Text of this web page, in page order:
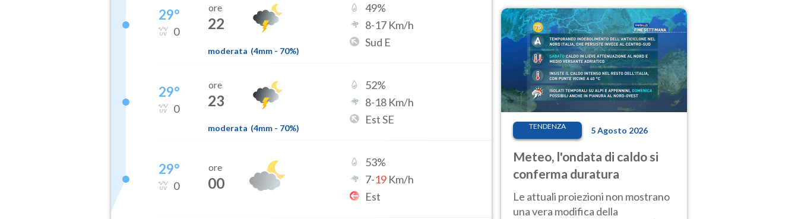
29°
0
ore
22
moderata (4mm - 70%)
49%
8-17 Km/h
Sud E
29°
0
ore
23
moderata (4mm - 70%)
52%
8-18 Km/h
Est SE
29°
0
ore
00
53%
7-19 Km/h
Est
temperature molto elevate
TENDENZA 5 Agosto 2026
Meteo, l'ondata di caldo si
conferma duratura
Le attuali proiezioni non mostrano
una vera modifica della